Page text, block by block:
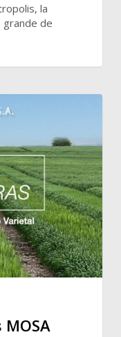
la
grande de